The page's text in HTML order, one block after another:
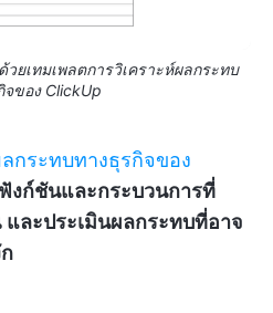
ยเทมเพลตการวิเคราะห์ผลกระทบ
จของ ClickUp
กระทบทางธุรกิจของ
งก์ชันและกระบวนการที่
ละประเมินผลกระทบที่อาจ